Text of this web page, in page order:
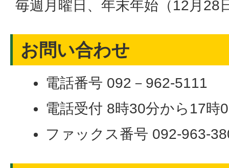
毎週月曜日、年末年始（12月28
お問い合わせ
電話番号 092－962-5111
電話受付 8時30分から17時
ファックス番号 092-963-